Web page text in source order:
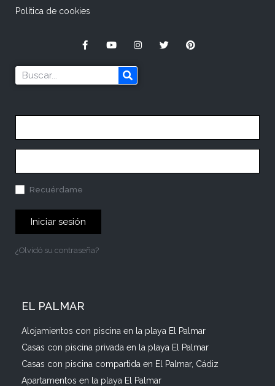
Política de cookies
Recuérdame
Iniciar sesión
¿Olvidó su contraseña?
EL PALMAR
Alojamientos con piscina en la playa El Palmar
Casas con piscina privada en la playa El Palmar
Casas con piscina compartida en El Palmar, Cádiz
Apartamentos en la playa El Palmar